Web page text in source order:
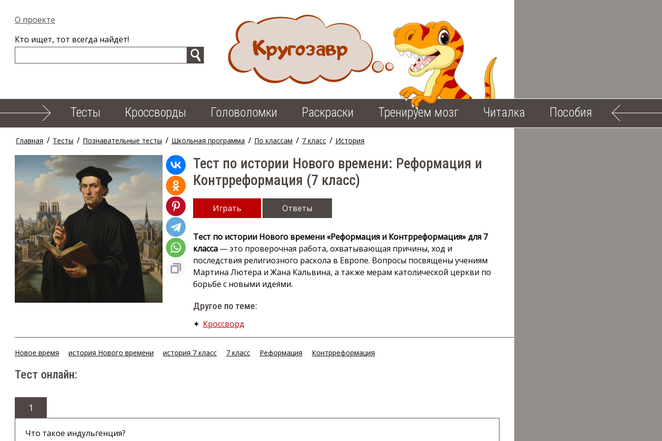
О проекте
Кто ищет, тот всегда найдёт!
Тесты Кроссворды Головоломки Раскраски Тренируем мозг Читалка Пособия
Главная / Тесты / Познавательные тесты / Школьная программа / По классам / 7 класс / История
Тест по истории Нового времени: Реформация и
Контрреформация (7 класс)
Играть Ответы
Тест по истории Нового времени «Реформация и Контрреформация» для 7
класса — это проверочная работа, охватывающая причины, ход и
последствия религиозного раскола в Европе. Вопросы посвящены учениям
Мартина Лютера и Жана Кальвина, а также мерам католической церкви по
борьбе с новыми идеями.
Другое по теме:
✦ Кроссворд
Новое время история Нового времени история 7 класс 7 класс Реформация Контрреформация
Тест онлайн:
1
Что такое индульгенция?